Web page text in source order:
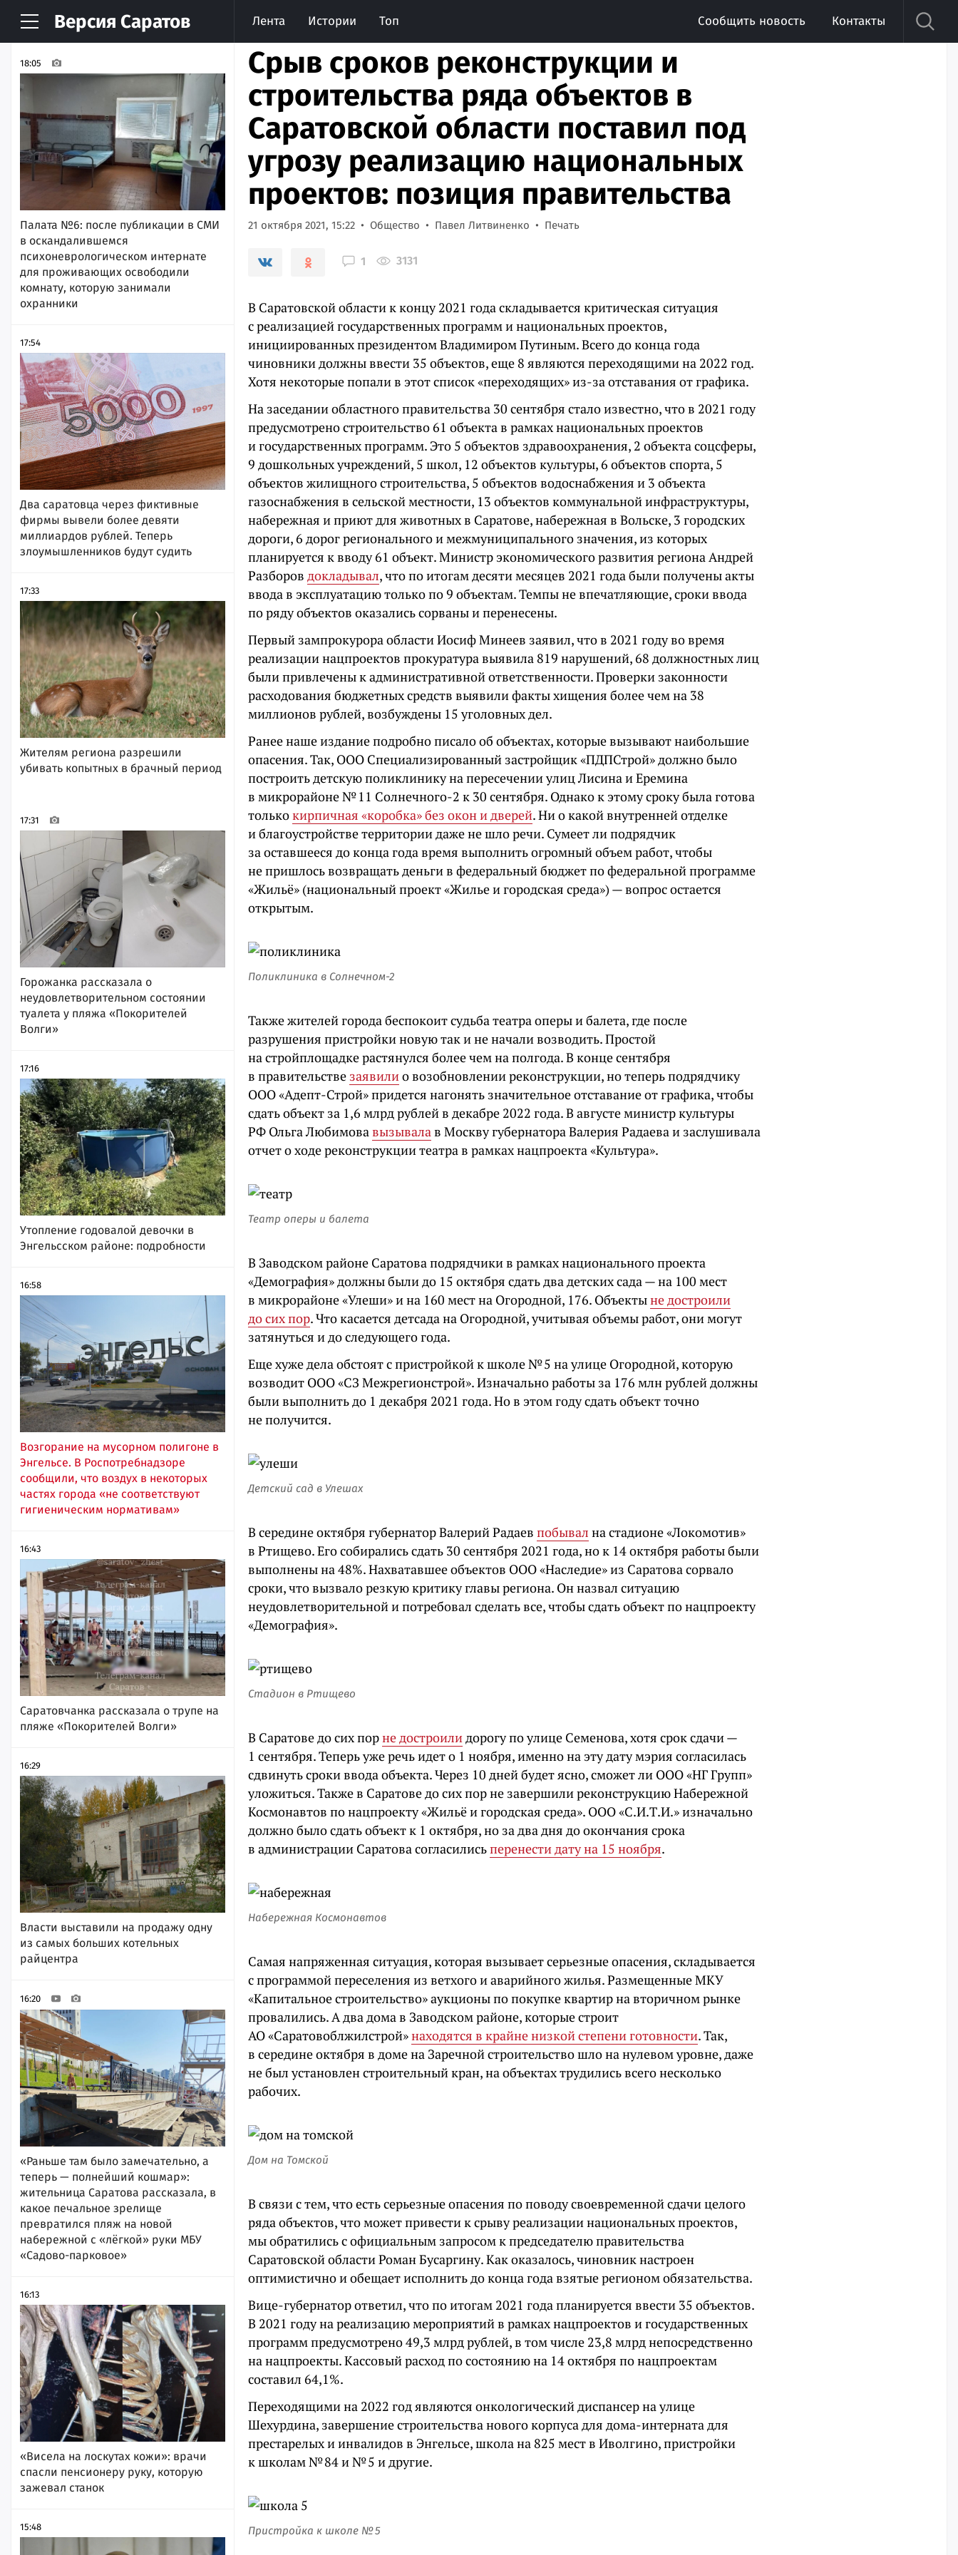
Версия Саратов Лента Истории Топ Сообщить новость Контакты
НОВОСТИ АРХИВ
18:05
Палата №6: после публикации в СМИ
в оскандалившемся
психоневрологическом интернате
для проживающих освободили
комнату, которую занимали
охранники
17:54
Два саратовца через фиктивные
фирмы вывели более девяти
миллиардов рублей. Теперь
злоумышленников будут судить
17:33
Жителям региона разрешили
убивать копытных в брачный период
17:31
Горожанка рассказала о
неудовлетворительном состоянии
туалета у пляжа «Покорителей
Волги»
17:16
Утопление годовалой девочки в
Энгельсском районе: подробности
16:58
Возгорание на мусорном полигоне в
Энгельсе. В Роспотребнадзоре
сообщили, что воздух в некоторых
частях города «не соответствуют
гигиеническим нормативам»
16:43
Саратовчанка рассказала о трупе на
пляже «Покорителей Волги»
16:29
Власти выставили на продажу одну
из самых больших котельных
райцентра
16:20
«Раньше там было замечательно, а
теперь — полнейший кошмар»:
жительница Саратова рассказала, в
какое печальное зрелище
превратился пляж на новой
набережной с «лёгкой» руки МБУ
«Садово-парковое»
16:13
«Висела на лоскутах кожи»: врачи
спасли пенсионеру руку, которую
зажевал станок
15:48
Срыв сроков реконструкции и
строительства ряда объектов в
Саратовской области поставил под
угрозу реализацию национальных
проектов: позиция правительства
21 октября 2021, 15:22 Общество Павел Литвиненко Печать
1 3131
В Саратовской области к концу 2021 года складывается критическая ситуация
с реализацией государственных программ и национальных проектов,
инициированных президентом Владимиром Путиным. Всего до конца года
чиновники должны ввести 35 объектов, еще 8 являются переходящими на 2022 год.
Хотя некоторые попали в этот список «переходящих» из-за отставания от графика.
На заседании областного правительства 30 сентября стало известно, что в 2021 году
предусмотрено строительство 61 объекта в рамках национальных проектов
и государственных программ. Это 5 объектов здравоохранения, 2 объекта соцсферы,
9 дошкольных учреждений, 5 школ, 12 объектов культуры, 6 объектов спорта, 5
объектов жилищного строительства, 5 объектов водоснабжения и 3 объекта
газоснабжения в сельской местности, 13 объектов коммунальной инфраструктуры,
набережная и приют для животных в Саратове, набережная в Вольске, 3 городских
дороги, 6 дорог регионального и межмуниципального значения, из которых
планируется к вводу 61 объект. Министр экономического развития региона Андрей
Разборов докладывал, что по итогам десяти месяцев 2021 года были получены акты
ввода в эксплуатацию только по 9 объектам. Темпы не впечатляющие, сроки ввода
по ряду объектов оказались сорваны и перенесены.
Первый зампрокурора области Иосиф Минеев заявил, что в 2021 году во время
реализации нацпроектов прокуратура выявила 819 нарушений, 68 должностных лиц
были привлечены к административной ответственности. Проверки законности
расходования бюджетных средств выявили факты хищения более чем на 38
миллионов рублей, возбуждены 15 уголовных дел.
Ранее наше издание подробно писало об объектах, которые вызывают наибольшие
опасения. Так, ООО Специализированный застройщик «ПДПСтрой» должно было
построить детскую поликлинику на пересечении улиц Лисина и Еремина
в микрорайоне № 11 Солнечного-2 к 30 сентября. Однако к этому сроку была готова
толькокирпичная «коробка» без окон и дверей. Ни о какой внутренней отделке
и благоустройстве территории даже не шло речи. Сумеет ли подрядчик
за оставшееся до конца года время выполнить огромный объем работ, чтобы
не пришлось возвращать деньги в федеральный бюджет по федеральной программе
«Жильё» (национальный проект «Жилье и городская среда») — вопрос остается
открытым.
Поликлиника в Солнечном-2
Также жителей города беспокоит судьба театра оперы и балета, где после
разрушения пристройки новую так и не начали возводить. Простой
на стройплощадке растянулся более чем на полгода. В конце сентября
в правительстве заявилио возобновлении реконструкции, но теперь подрядчику
ООО «Адепт-Строй» придется нагонять значительное отставание от графика, чтобы
сдать объект за 1,6 млрд рублей в декабре 2022 года. В августе министр культуры
РФ Ольга Любимовавызывалав Москву губернатора Валерия Радаева и заслушивала
отчет о ходе реконструкции театра в рамках нацпроекта «Культура».
Театр оперы и балета
В Заводском районе Саратова подрядчики в рамках национального проекта
«Демография» должны были до 15 октября сдать два детских сада — на 100 мест
в микрорайоне «Улеши» и на 160 мест на Огородной, 176. Объектыне достроили
до сих пор. Что касается детсада на Огородной, учитывая объемы работ, они могут
затянуться и до следующего года.
Еще хуже дела обстоят с пристройкой к школе № 5 на улице Огородной, которую
возводит ООО «СЗ Межрегионстрой». Изначально работы за 176 млн рублей должны
были выполнить до 1 декабря 2021 года. Но в этом году сдать объект точно
не получится.
Детский сад в Улешах
В середине октября губернатор Валерий Радаев побывал на стадионе «Локомотив»
в Ртищево. Его собирались сдать 30 сентября 2021 года, но к 14 октября работы были
выполнены на 48%. Нахватавшее объектов ООО «Наследие» из Саратова сорвало
сроки, что вызвало резкую критику главы региона. Он назвал ситуацию
неудовлетворительной и потребовал сделать все, чтобы сдать объект по нацпроекту
«Демография».
Стадион в Ртищево
В Саратове до сих порне достроилидорогу по улице Семенова, хотя срок сдачи —
1 сентября. Теперь уже речь идет о 1 ноября, именно на эту дату мэрия согласилась
сдвинуть сроки ввода объекта. Через 10 дней будет ясно, сможет ли ООО «НГ Групп»
уложиться. Также в Саратове до сих пор не завершили реконструкцию Набережной
Космонавтов по нацпроекту «Жильё и городская среда». ООО «С.И.Т.И.» изначально
должно было сдать объект к 1 октября, но за два дня до окончания срока
в администрации Саратова согласилисьперенести дату на 15 ноября.
Набережная Космонавтов
Самая напряженная ситуация, которая вызывает серьезные опасения, складывается
с программой переселения из ветхого и аварийного жилья. Размещенные МКУ
«Капитальное строительство» аукционы по покупке квартир на вторичном рынке
провалились. А два дома в Заводском районе, которые строит
АО «Саратовоблжилстрой»находятся в крайне низкой степени готовности. Так,
в середине октября в доме на Заречной строительство шло на нулевом уровне, даже
не был установлен строительный кран, на объектах трудились всего несколько
рабочих.
Дом на Томской
В связи с тем, что есть серьезные опасения по поводу своевременной сдачи целого
ряда объектов, что может привести к срыву реализации национальных проектов,
мы обратились с официальным запросом к председателю правительства
Саратовской области Роман Бусаргину. Как оказалось, чиновник настроен
оптимистично и обещает исполнить до конца года взятые регионом обязательства.
Вице-губернатор ответил, что по итогам 2021 года планируется ввести 35 объектов.
В 2021 году на реализацию мероприятий в рамках нацпроектов и государственных
программ предусмотрено 49,3 млрд рублей, в том числе 23,8 млрд непосредственно
на нацпроекты. Кассовый расход по состоянию на 14 октября по нацпроектам
составил 64,1%.
Переходящими на 2022 год являются онкологический диспансер на улице
Шехурдина, завершение строительства нового корпуса для дома-интерната для
престарелых и инвалидов в Энгельсе, школа на 825 мест в Иволгино, пристройки
к школам № 84 и № 5 и другие.
Пристройка к школе № 5